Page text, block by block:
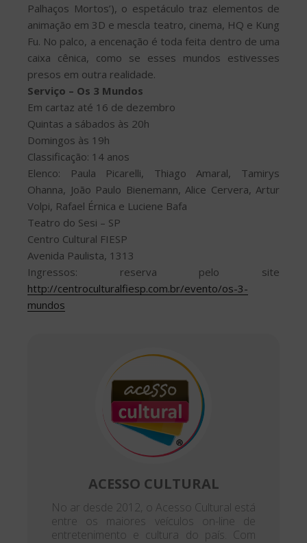
Palhaços Mortos’), o espetáculo traz elementos de
animação em 3D e mescla teatro, cinema, HQ e Kung
Fu. No palco, a encenação é toda feita dentro de uma
caixa cênica, como se esses mundos estivesses
presos em outra realidade.
Serviço – Os 3 Mundos
Em cartaz até 16 de dezembro
Quintas a sábados às 20h
Domingos às 19h
Classificação: 14 anos
Elenco: Paula Picarelli, Thiago Amaral, Tamirys
Ohanna, João Paulo Bienemann, Alice Cervera, Artur
Volpi, Rafael Érnica e Luciene Bafa
Teatro do Sesi – SP
Centro Cultural FIESP
Avenida Paulista, 1313
Ingressos: reserva pelo site
http://centroculturalfiesp.com.br/evento/os-3-
mundos
ACESSO CULTURAL
No ar desde 2012, o Acesso Cultural está
entre os maiores veículos on-line de
entretenimento e cultura do país. Com